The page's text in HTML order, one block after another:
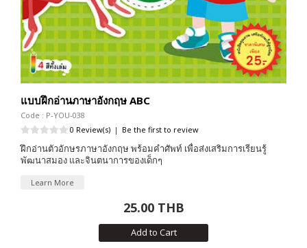
แบบฝึกอ่านภาษาอังกฤษ ABC
Code : P-YOU-038
0 Review(s) | Be the first to review
ฝึกอ่านตัวอักษรภาษาอังกฤษ พร้อมคำศัพท์ เพื่อส่งเสริมการเรียนรู้
พัฒนาสมอง และจินตนาการของเด็กๆ
Learn More
25.00 THB
Add to Cart